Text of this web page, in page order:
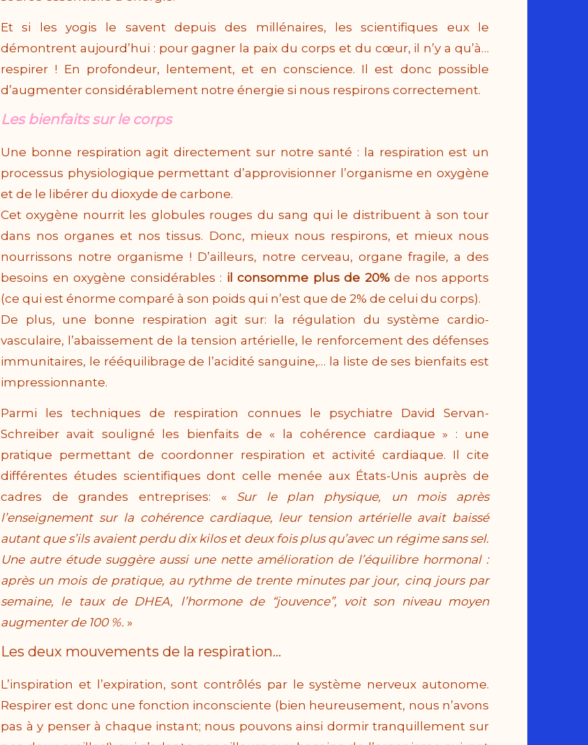
Et si les yogis le savent depuis des millénaires, les scientifiques eux le
démontrent aujourd’hui : pour gagner la paix du corps et du cœur, il n’y a qu’à…
respirer ! En profondeur, lentement, et en conscience. Il est donc possible
d’augmenter considérablement notre énergie si nous respirons correctement.
Les bienfaits sur le corps
Une bonne respiration agit directement sur notre santé : la respiration est un
processus physiologique permettant d’approvisionner l’organisme en oxygène
et de le libérer du dioxyde de carbone.
Cet oxygène nourrit les globules rouges du sang qui le distribuent à son tour
dans nos organes et nos tissus. Donc, mieux nous respirons, et mieux nous
nourrissons notre organisme ! D’ailleurs, notre cerveau, organe fragile, a des
besoins en oxygène considérables : il consomme plus de 20%de nos apports
(ce qui est énorme comparé à son poids qui n’est que de 2% de celui du corps).
De plus, une bonne respiration agit sur: la régulation du système cardio-
vasculaire, l’abaissement de la tension artérielle, le renforcement des défenses
immunitaires, le rééquilibrage de l’acidité sanguine,… la liste de ses bienfaits est
impressionnante.
Parmi les techniques de respiration connues le psychiatre David Servan-
Schreiber avait souligné les bienfaits de « la cohérence cardiaque » : une
pratique permettant de coordonner respiration et activité cardiaque. Il cite
différentes études scientifiques dont celle menée aux États-Unis auprès de
cadres de grandes entreprises: « Sur le plan physique, un mois après
l’enseignement sur la cohérence cardiaque, leur tension artérielle avait baissé
autant que s’ils avaient perdu dix kilos et deux fois plus qu’avec un régime sans sel.
Une autre étude suggère aussi une nette amélioration de l’équilibre hormonal :
après un mois de pratique, au rythme de trente minutes par jour, cinq jours par
semaine, le taux de DHEA, l’hormone de “jouvence”, voit son niveau moyen
augmenter de 100 %. »
Les deux mouvements de la respiration…
L’inspiration et l’expiration, sont contrôlés par le système nerveux autonome.
Respirer est donc une fonction inconsciente (bien heureusement, nous n’avons
pas à y penser à chaque instant; nous pouvons ainsi dormir tranquillement sur